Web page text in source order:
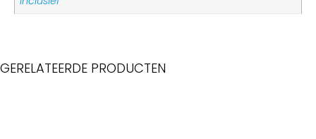
GERELATEERDE PRODUCTEN